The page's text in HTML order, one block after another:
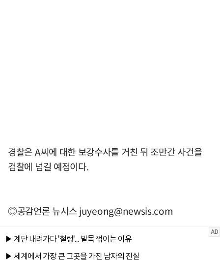
경찰은 A씨에 대한 보강수사를 거친 뒤 조만간 사건을
검찰에 넘길 예정이다.
◎공감언론 뉴시스juyeong@newsis.com